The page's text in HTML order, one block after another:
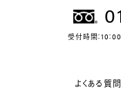
受付時間：10：00
よくある質問